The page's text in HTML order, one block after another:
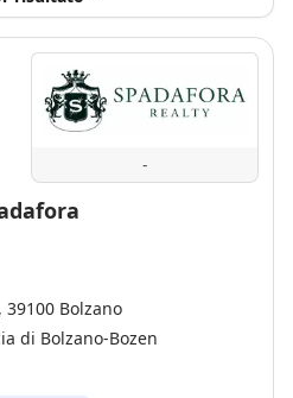
-
39100 Bolzano
di Bolzano-Bozen